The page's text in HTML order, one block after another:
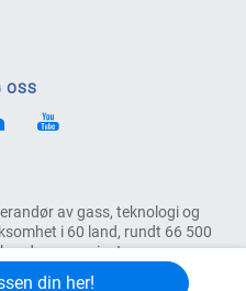
din her!
av gass, teknologi og
i 60 land, rundt 66 500
og pasienter.
OSS